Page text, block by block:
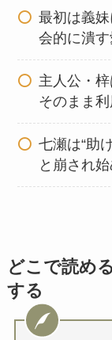
最初は義
会的に潰す
主人公・
そのまま
七瀬は“助
と崩され
どこで読め
する